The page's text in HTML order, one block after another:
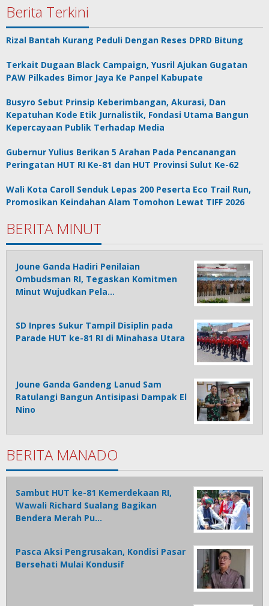
Berita Terkini
Rizal Bantah Kurang Peduli Dengan Reses DPRD Bitung
Terkait Dugaan Black Campaign, Yusril Ajukan Gugatan
PAW Pilkades Bimor Jaya Ke Panpel Kabupate
Busyro Sebut Prinsip Keberimbangan, Akurasi, Dan
Kepatuhan Kode Etik Jurnalistik, Fondasi Utama Bangun
Kepercayaan Publik Terhadap Media
Gubernur Yulius Berikan 5 Arahan Pada Pencanangan
Peringatan HUT RI Ke-81 dan HUT Provinsi Sulut Ke-62
Wali Kota Caroll Senduk Lepas 200 Peserta Eco Trail Run,
Promosikan Keindahan Alam Tomohon Lewat TIFF 2026
BERITA MINUT
Joune Ganda Hadiri Penilaian
Ombudsman RI, Tegaskan Komitmen
Minut Wujudkan Pela…
SD Inpres Sukur Tampil Disiplin pada
Parade HUT ke-81 RI di Minahasa Utara
Joune Ganda Gandeng Lanud Sam
Ratulangi Bangun Antisipasi Dampak El
Nino
BERITA MANADO
Sambut HUT ke-81 Kemerdekaan RI,
Wawali Richard Sualang Bagikan
Bendera Merah Pu…
Pasca Aksi Pengrusakan, Kondisi Pasar
Bersehati Mulai Kondusif